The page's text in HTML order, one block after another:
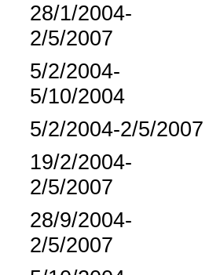
28/1/2004-
2/5/2007
5/2/2004-
5/10/2004
5/2/2004-2/5/2007
19/2/2004-
2/5/2007
28/9/2004-
2/5/2007